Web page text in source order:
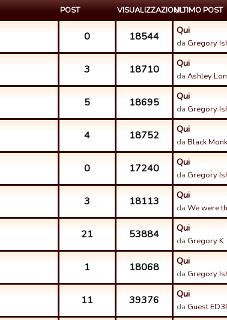
POST VISUALIZZAZIONIULTIMO POST
0 18544 Qui
da Gregory
3 18710 Qui
da Ashley
5 18695 Qui
da Gregory
4 18752 Qui
da Black
0 17240 Qui
da Gregory
3 18113 Qui
da We were
21 53884 Qui
da Gregory
1 18068 Qui
da Gregory
11 39376 Qui
da Guest